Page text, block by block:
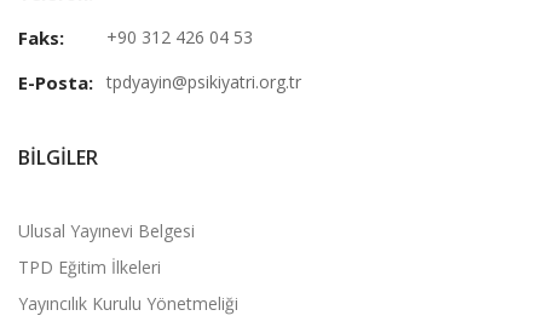
Faks: +90 312 426 04 53
E-Posta: tpdyayin@psikiyatri.org.tr
BILGILER
Ulusal Yayınevi Belgesi
TPD Eğitim İlkeleri
Yayıncılık Kurulu Yönetmeliği